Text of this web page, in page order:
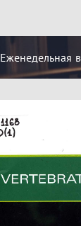
Еженедельная